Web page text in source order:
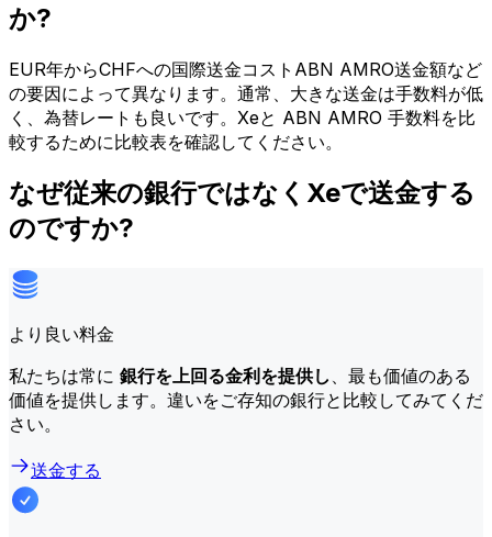
か?
EUR年からCHFへの国際送金コストABN AMRO送金額など
の要因によって異なります。通常、大きな送金は手数料が低
く、為替レートも良いです。Xeと ABN AMRO 手数料を比
較するために比較表を確認してください。
なぜ従来の銀行ではなくXeで送金する
のですか?
より良い料金
私たちは常に 銀行を上回る金利を提供し 、最も価値のある
価値を提供します。違いをご存知の銀行と比較してみてくだ
さい。
送金する